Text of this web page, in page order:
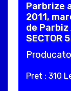
Parbrize
2011,
de
SECTOR
Pret : 310